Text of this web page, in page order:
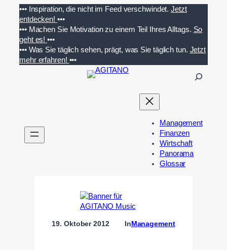
Inhalt
springen
••• Inspiration, die nicht im Feed verschwindet. Jetzt
entdecken! •••
••• Machen Sie Motivation zu einem Teil Ihres Alltags. So
geht es!•••
••• Was Sie täglich sehen, prägt, was Sie täglich tun. Jetzt
mehr erfahren! •••
n
Management
Finanzen
Wirtschaft
Panorama
Glossar
19. Oktober 2012 InManagement